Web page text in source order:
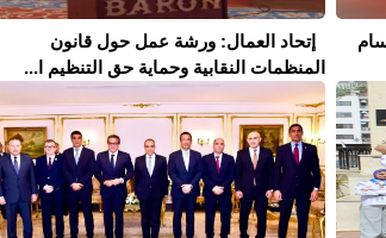
إتحاد العمال: ورشة عمل حول قانون
المنظمات النقابية وحماية حق التنظيم ا...